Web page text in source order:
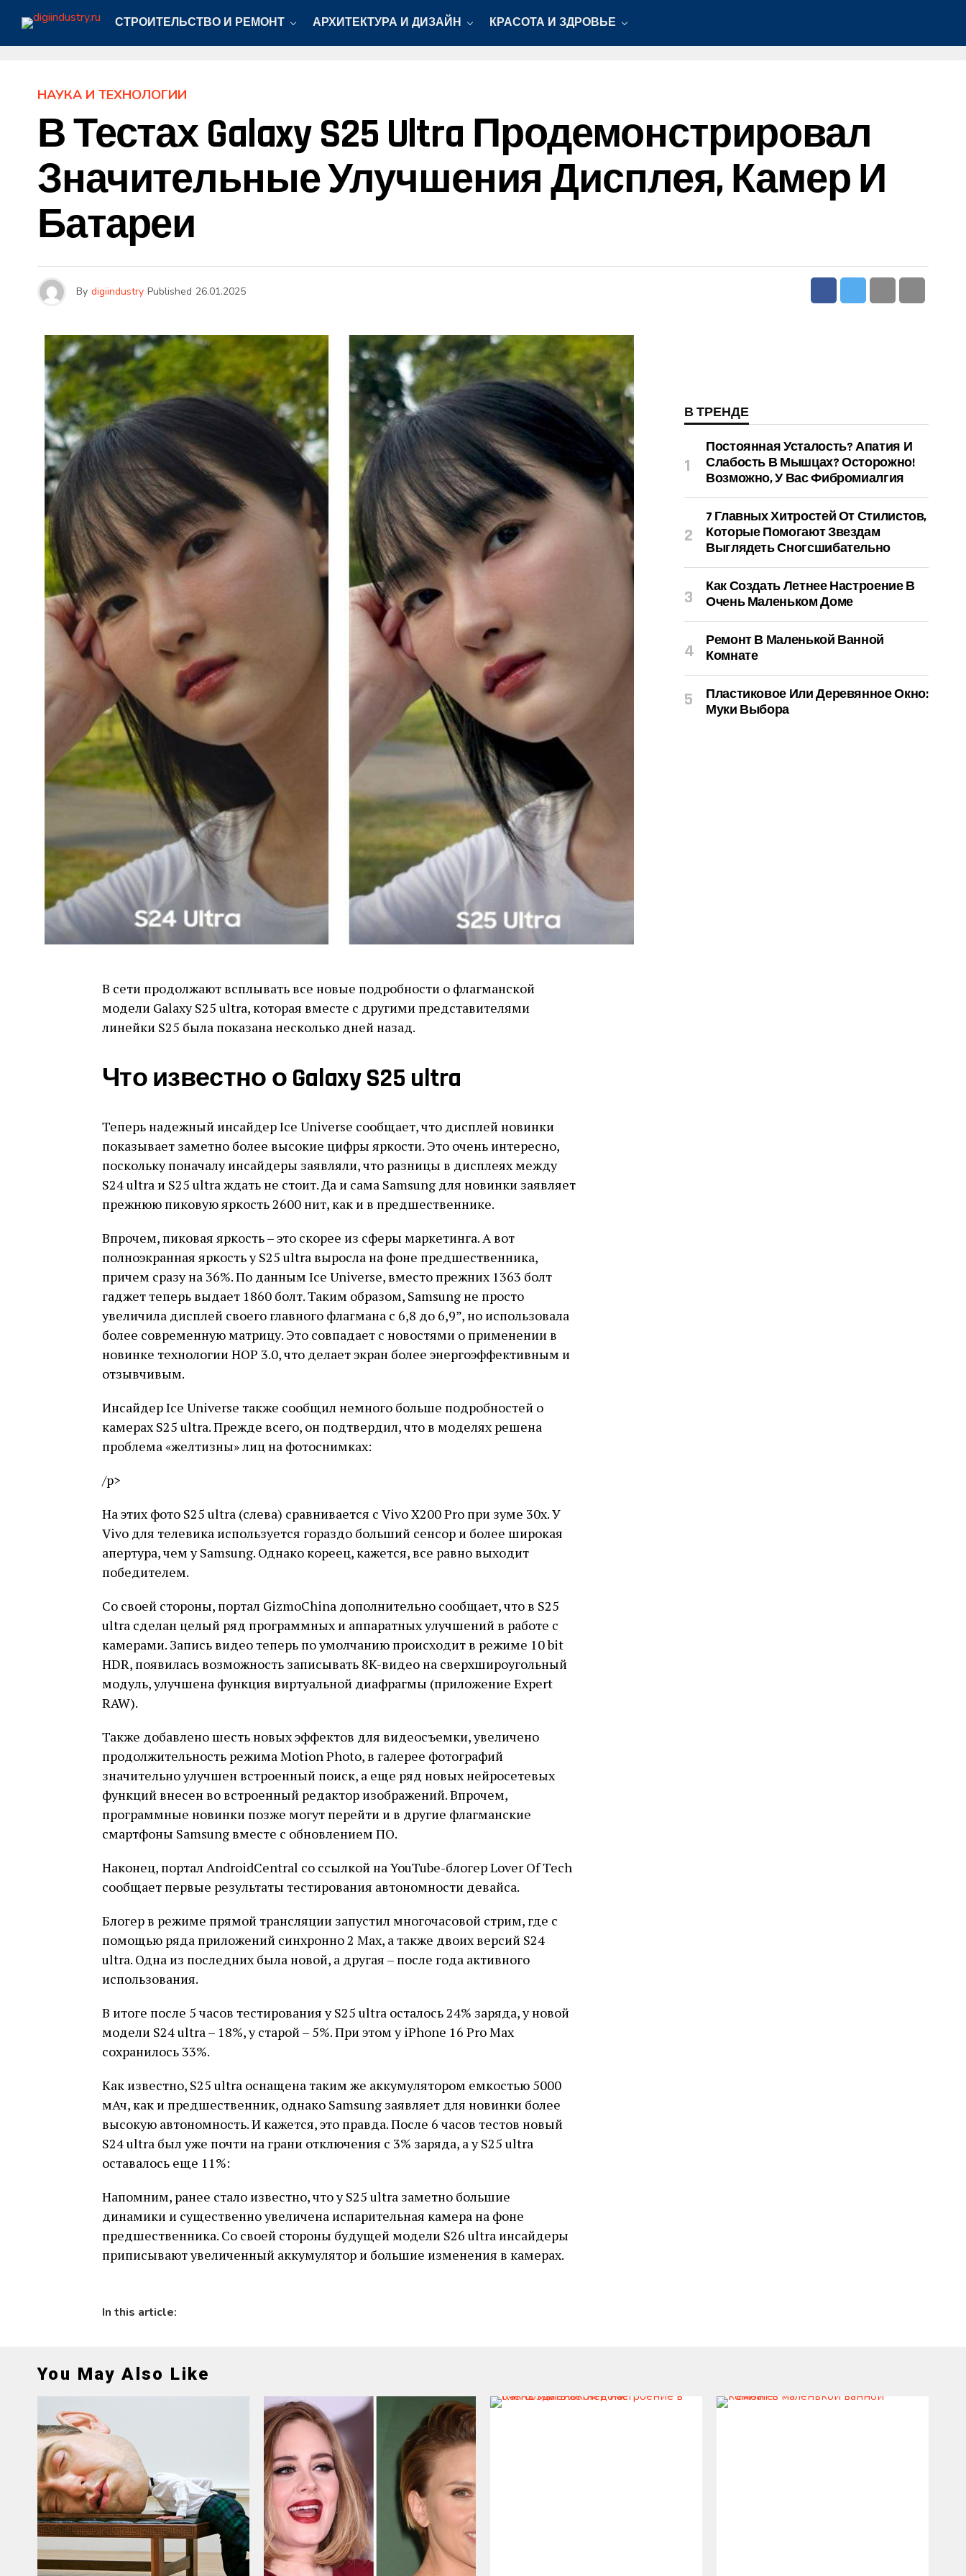
СТРОИТЕЛЬСТВО И РЕМОНТ АРХИТЕКТУРА И ДИЗАЙН КРАСОТА И ЗДРОВЬЕ
НАУКА И ТЕХНОЛОГИИ
В Тестах Galaxy S25 Ultra Продемонстрировал
Значительные Улучшения Дисплея, Камер И
Батареи
By digiindustry Published 26.01.2025
В сети продолжают всплывать все новые подробности о флагманской
модели Galaxy S25 ultra, которая вместе с другими представителями
линейки S25 была показана несколько дней назад.
Что известно о Galaxy S25 ultra
Теперь надежный инсайдер Ice Universe сообщает, что дисплей новинки
показывает заметно более высокие цифры яркости. Это очень интересно,
поскольку поначалу инсайдеры заявляли, что разницы в дисплеях между
S24 ultra и S25 ultra ждать не стоит. Да и сама Samsung для новинки заявляет
прежнюю пиковую яркость 2600 нит, как и в предшественнике.
Впрочем, пиковая яркость – это скорее из сферы маркетинга. А вот
полноэкранная яркость у S25 ultra выросла на фоне предшественника,
причем сразу на 36%. По данным Ice Universe, вместо прежних 1363 болт
гаджет теперь выдает 1860 болт. Таким образом, Samsung не просто
увеличила дисплей своего главного флагмана с 6,8 до 6,9”, но использовала
более современную матрицу. Это совпадает с новостями о применении в
новинке технологии HOP 3.0, что делает экран более энергоэффективным и
отзывчивым.
Инсайдер Ice Universe также сообщил немного больше подробностей о
камерах S25 ultra. Прежде всего, он подтвердил, что в моделях решена
проблема «желтизны» лиц на фотоснимках:
/p>
На этих фото S25 ultra (слева) сравнивается с Vivo X200 Pro при зуме 30x. У
Vivo для телевика используется гораздо больший сенсор и более широкая
апертура, чем у Samsung. Однако кореец, кажется, все равно выходит
победителем.
Со своей стороны, портал GizmoСhina дополнительно сообщает, что в S25
ultra сделан целый ряд программных и аппаратных улучшений в работе с
камерами. Запись видео теперь по умолчанию происходит в режиме 10 bit
HDR, появилась возможность записывать 8K-видео на сверхшироугольный
модуль, улучшена функция виртуальной диафрагмы (приложение Expert
RAW).
Также добавлено шесть новых эффектов для видеосъемки, увеличено
продолжительность режима Motion Photo, в галерее фотографий
значительно улучшен встроенный поиск, а еще ряд новых нейросетевых
функций внесен во встроенный редактор изображений. Впрочем,
программные новинки позже могут перейти и в другие флагманские
смартфоны Samsung вместе с обновлением ПО.
Наконец, портал AndroidCentral со ссылкой на YouTube-блогер Lover Of Tech
сообщает первые результаты тестирования автономности девайса.
Блогер в режиме прямой трансляции запустил многочасовой стрим, где с
помощью ряда приложений синхронно 2 Max, а также двоих версий S24
ultra. Одна из последних была новой, а другая – после года активного
использования.
В итоге после 5 часов тестирования у S25 ultra осталось 24% заряда, у новой
модели S24 ultra – 18%, у старой – 5%. При этом у iPhone 16 Pro Max
сохранилось 33%.
Как известно, S25 ultra оснащена таким же аккумулятором емкостью 5000
мАч, как и предшественник, однако Samsung заявляет для новинки более
высокую автономность. И кажется, это правда. После 6 часов тестов новый
S24 ultra был уже почти на грани отключения с 3% заряда, а у S25 ultra
оставалось еще 11%:
Напомним, ранее стало известно, что у S25 ultra заметно большие
динамики и существенно увеличена испарительная камера на фоне
предшественника. Со своей стороны будущей модели S26 ultra инсайдеры
приписывают увеличенный аккумулятор и большие изменения в камерах.
In this article:
В ТРЕНДЕ
Постоянная Усталость? Апатия И
Слабость В Мышцах? Осторожно!
Возможно, У Вас Фибромиалгия
7 Главных Хитростей От Стилистов,
Которые Помогают Звездам
Выглядеть Сногсшибательно
Как Создать Летнее Настроение В
Очень Маленьком Доме
Ремонт В Маленькой Ванной
Комнате
Пластиковое Или Деревянное Окно:
Муки Выбора
You May Also Like